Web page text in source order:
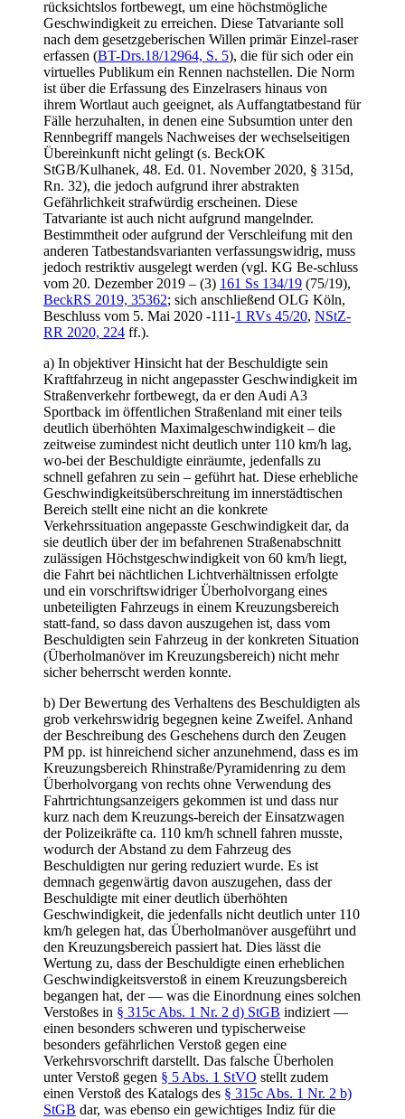
rücksichtslos fortbewegt, um eine höchstmögliche
Geschwindigkeit zu erreichen. Diese Tatvariante soll
nach dem gesetzgeberischen Willen primär Einzel-raser
erfassen (BT-Drs.18/12964, S. 5), die für sich oder ein
virtuelles Publikum ein Rennen nachstellen. Die Norm
ist über die Erfassung des Einzelrasers hinaus von
ihrem Wortlaut auch geeignet, als Auffangtatbestand für
Fälle herzuhalten, in denen eine Subsumtion unter den
Rennbegriff mangels Nachweises der wechselseitigen
Übereinkunft nicht gelingt (s. BeckOK
StGB/Kulhanek, 48. Ed. 01. November 2020, § 315d,
Rn. 32), die jedoch aufgrund ihrer abstrakten
Gefährlichkeit strafwürdig erscheinen. Diese
Tatvariante ist auch nicht aufgrund mangelnder.
Bestimmtheit oder aufgrund der Verschleifung mit den
anderen Tatbestandsvarianten verfassungswidrig, muss
jedoch restriktiv ausgelegt werden (vgl. KG Be-schluss
vom 20. Dezember 2019 – (3) 161 Ss 134/19 (75/19),
BeckRS 2019, 35362; sich anschließend OLG Köln,
Beschluss vom 5. Mai 2020 -111-1 RVs 45/20, NStZ-
RR 2020, 224 ff.).
a) In objektiver Hinsicht hat der Beschuldigte sein
Kraftfahrzeug in nicht angepasster Geschwindigkeit im
Straßenverkehr fortbewegt, da er den Audi A3
Sportback im öffentlichen Straßenland mit einer teils
deutlich überhöhten Maximalgeschwindigkeit – die
zeitweise zumindest nicht deutlich unter 110 km/h lag,
wo-bei der Beschuldigte einräumte, jedenfalls zu
schnell gefahren zu sein – geführt hat. Diese erhebliche
Geschwindigkeitsüberschreitung im innerstädtischen
Bereich stellt eine nicht an die konkrete
Verkehrssituation angepasste Geschwindigkeit dar, da
sie deutlich über der im befahrenen Straßenabschnitt
zulässigen Höchstgeschwindigkeit von 60 km/h liegt,
die Fahrt bei nächtlichen Lichtverhältnissen erfolgte
und ein vorschriftswidriger Überholvorgang eines
unbeteiligten Fahrzeugs in einem Kreuzungsbereich
statt-fand, so dass davon auszugehen ist, dass vom
Beschuldigten sein Fahrzeug in der konkreten Situation
(Überholmanöver im Kreuzungsbereich) nicht mehr
sicher beherrscht werden konnte.
b) Der Bewertung des Verhaltens des Beschuldigten als
grob verkehrswidrig begegnen keine Zweifel. Anhand
der Beschreibung des Geschehens durch den Zeugen
PM pp. ist hinreichend sicher anzunehmend, dass es im
Kreuzungsbereich Rhinstraße/Pyramidenring zu dem
Überholvorgang von rechts ohne Verwendung des
Fahrtrichtungsanzeigers gekommen ist und dass nur
kurz nach dem Kreuzungs-bereich der Einsatzwagen
der Polizeikräfte ca. 110 km/h schnell fahren musste,
wodurch der Abstand zu dem Fahrzeug des
Beschuldigten nur gering reduziert wurde. Es ist
demnach gegenwärtig davon auszugehen, dass der
Beschuldigte mit einer deutlich überhöhten
Geschwindigkeit, die jedenfalls nicht deutlich unter 110
km/h gelegen hat, das Überholmanöver ausgeführt und
den Kreuzungsbereich passiert hat. Dies lässt die
Wertung zu, dass der Beschuldigte einen erheblichen
Geschwindigkeitsverstoß in einem Kreuzungsbereich
begangen hat, der — was die Einordnung eines solchen
Verstoßes in § 315c Abs. 1 Nr. 2 d) StGB indiziert —
einen besonders schweren und typischerweise
besonders gefährlichen Verstoß gegen eine
Verkehrsvorschrift darstellt. Das falsche Überholen
unter Verstoß gegen § 5 Abs. 1 StVO stellt zudem
einen Verstoß des Katalogs des § 315c Abs. 1 Nr. 2 b)
StGB dar, was ebenso ein gewichtiges Indiz für die